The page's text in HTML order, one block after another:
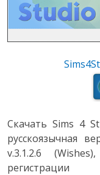
Скачать Sims 4
русскоязычная
v.3.1.2.6
регистрации